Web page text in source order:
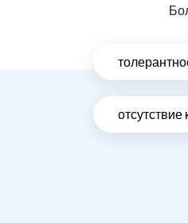
отсутствие